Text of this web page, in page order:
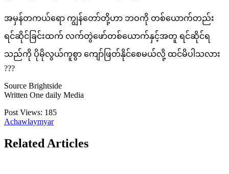
အမှန်တကယ်ရော ကျွန်တော်တို့ဟာ ဘဝကို တစ်ယောက်တည်း
ရင်ဆိုင်ခြင်းထက် လက်တွဲဖော်တစ်ယောက်နှင့်အတူ ရင်ဆိုင်ရ
သည်ကို ပိုမိုလွယ်ကူစွာ ကျော်ဖြတ်နိုင်စေမယ်လို့ ထင်မိပါသလား
???
Source Brightside
Written One daily Media
Post Views: 185
Achawlaymyar
Related Articles